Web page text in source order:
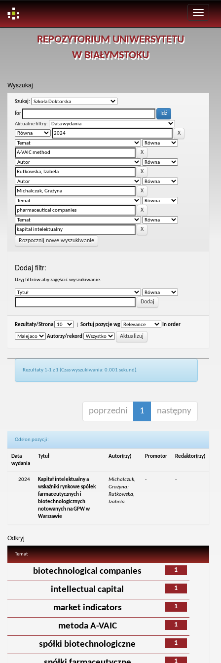
REPOZYTORIUM UNIWERSYTETU
W BIAŁYMSTOKU
Wyszukaj
Szukaj:
for
Aktualne filtry:
Rozpocznij nowe wyszukiwanie
Dodaj filtr:
Uzyj filtrów aby zagęścić wyszukiwanie.
Rezultaty/Strona Sortuj pozycje wg In order
Autorzy/rekord
Rezultaty 1-1 z 1 (Czas wyszukiwania: 0.001 sekund).
poprzedni 1 następny
Odsłon pozycji:
Data
wydania
Tytuł Autor(rzy) Promotor Redaktor(rzy)
2024
Kapitał intelektualny a
wskaźniki rynkowe spółek
farmaceutycznych i
biotechnologicznych
notowanych na GPW w
Warszawie
Michalczuk,
Grażyna;
Rutkowska,
Izabela
- -
Odkryj
Temat
1
biotechnological companies
1
intellectual capital
1
market indicators
1
metoda A-VAIC
1
spółki biotechnologiczne
1